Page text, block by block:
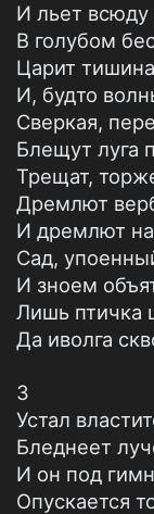
И льет всюду
В голубом
Царит
И, будто
Сверкая,
Блещут луга
Трещат,
Дремлют
И дремлют
Сад,
И зноем
Лишь птичка
Да иволга
3
Устал
Бледнеет
И он под
Опускается